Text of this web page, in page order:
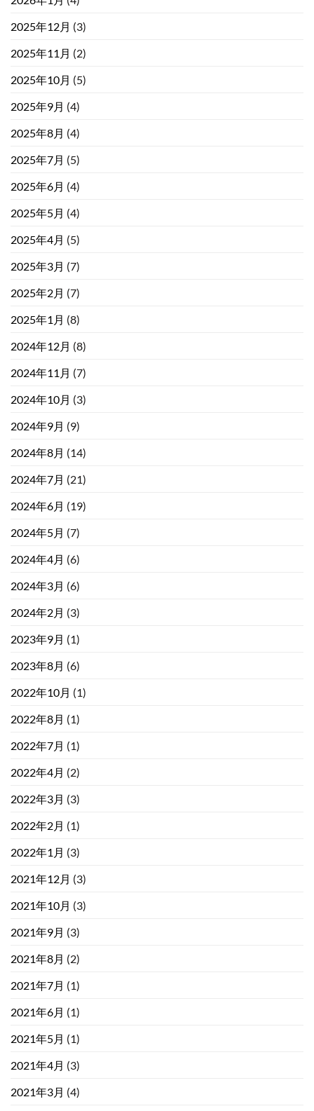
2025年12月 (3)
2025年11月 (2)
2025年10月 (5)
2025年9月 (4)
2025年8月 (4)
2025年7月 (5)
2025年6月 (4)
2025年5月 (4)
2025年4月 (5)
2025年3月 (7)
2025年2月 (7)
2025年1月 (8)
2024年12月 (8)
2024年11月 (7)
2024年10月 (3)
2024年9月 (9)
2024年8月 (14)
2024年7月 (21)
2024年6月 (19)
2024年5月 (7)
2024年4月 (6)
2024年3月 (6)
2024年2月 (3)
2023年9月 (1)
2023年8月 (6)
2022年10月 (1)
2022年8月 (1)
2022年7月 (1)
2022年4月 (2)
2022年3月 (3)
2022年2月 (1)
2022年1月 (3)
2021年12月 (3)
2021年10月 (3)
2021年9月 (3)
2021年8月 (2)
2021年7月 (1)
2021年6月 (1)
2021年5月 (1)
2021年4月 (3)
2021年3月 (4)